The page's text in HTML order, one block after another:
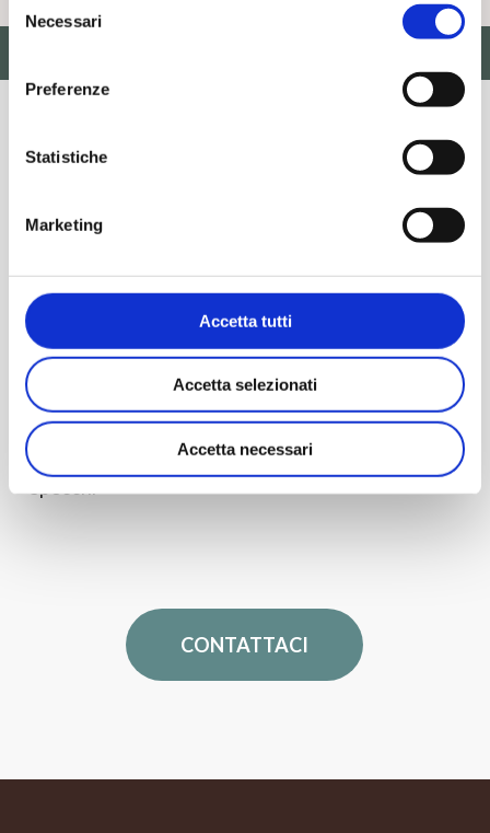
delNecessari
Preferenze
Statistiche
Marketing
Accetta tutti
Accetta selezionati
Accetta necessari
Richiedi
Vedi
MILANO – ACS019
CONTATTACI